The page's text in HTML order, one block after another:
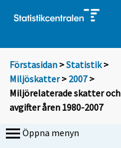
Förstasidan >Statistik >
Miljöskatter> 2007>
Miljörelaterade skatter och
avgifter åren 1980-2007
Öppna menyn